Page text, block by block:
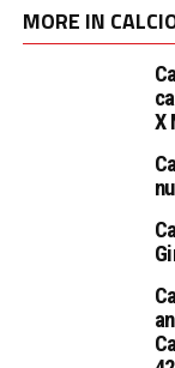
MORE IN
X